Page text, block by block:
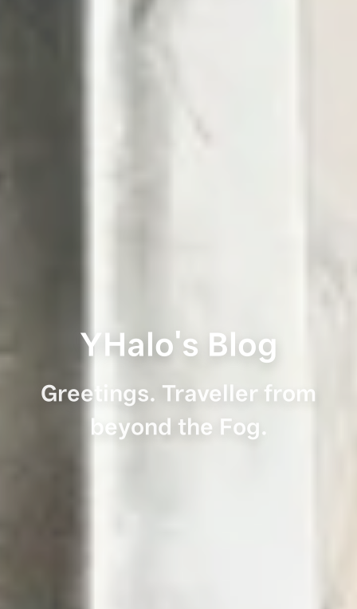
YHalo's Blog
Greetings. Traveller from
beyond the Fog.